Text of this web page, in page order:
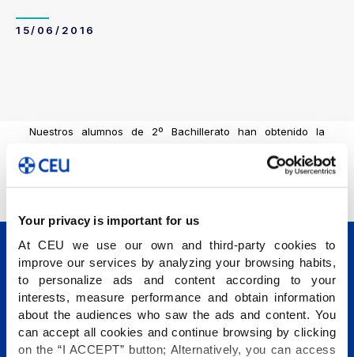
Your privacy is important for us
At CEU we use our own and third-party cookies to
improve our services by analyzing your browsing habits,
to personalize ads and content according to your
interests, measure performance and obtain information
about the audiences who saw the ads and content. You
can accept all cookies and continue browsing by clicking
on the “I ACCEPT” button; Alternatively, you can access
15/06/2016
Nuestros alumnos de 2º Bachillerato han obtenido la
obtenida en toda nuestra historia como colegio.
Conócenos